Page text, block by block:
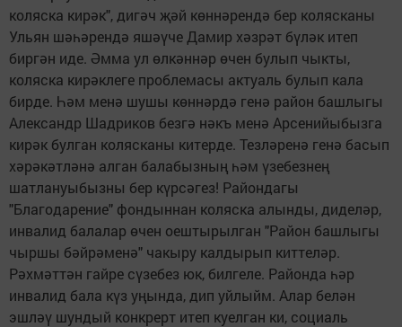
коляска кирәк", дигәч җәй көннәрендә бер колясканы
Ульян шәһәрендә яшәүче Дамир хәзрәт бүләк итеп
биргән иде. Әмма ул өлкәннәр өчен булып чыкты,
коляска кирәклеге проблемасы актуаль булып кала
бирде. Һәм менә шушы көннәрдә генә район башлыгы
Александр Шадриков безгә нәкъ менә Арсенийыбызга
кирәк булган колясканы китерде. Тезләренә генә басып
хәрәкәтләнә алган балабызның һәм үзебезнең
шатлануыбызны бер күрсәгез! Райондагы
"Благодарение" фондыннан коляска алынды, диделәр,
инвалид балалар өчен оештырылган "Район башлыгы
чыршы бәйрәменә" чакыру калдырып киттеләр.
Рәхмәттән гайре сүзебез юк, билгеле. Районда һәр
инвалид бала күз уңында, дип уйлыйм. Алар белән
эшләү шундый конкрерт итеп куелган ки, социаль